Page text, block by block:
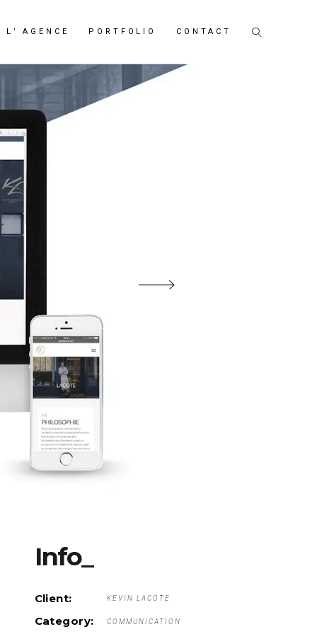
L’ AGENCE PORTFOLIO CONTACT
Info_
Client: KEVIN LACOTE
Category: COMMUNICATION